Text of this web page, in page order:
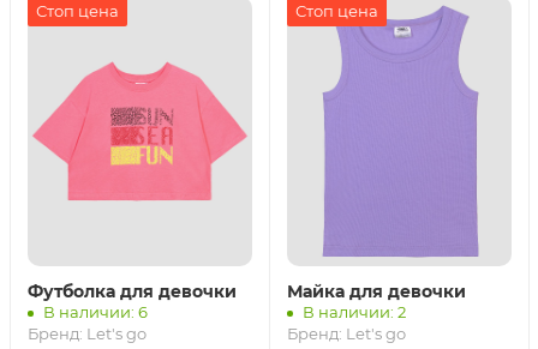
Стоп цена
Футболка для девочки
В наличии: 6
Бренд: Let's go
Стоп цена
Майка для девочки
В наличии: 2
Бренд: Let's go